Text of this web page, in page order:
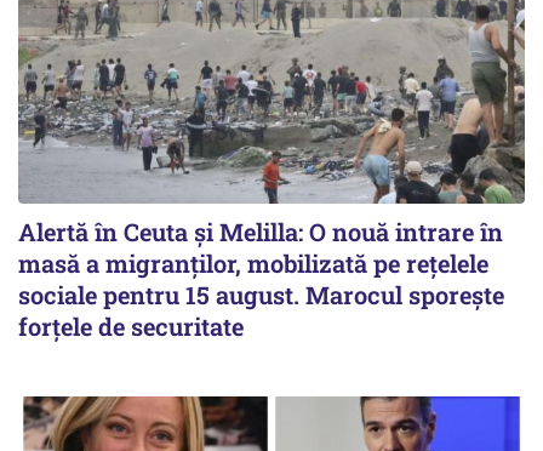
Alertă în Ceuta și Melilla: O nouă intrare în
masă a migranților, mobilizată pe rețelele
sociale pentru 15 august. Marocul sporește
forțele de securitate